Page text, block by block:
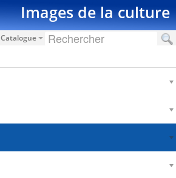
Images de la culture
Catalogue